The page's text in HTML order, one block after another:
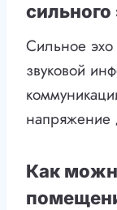
сильного
Сильное
звуковой
напряжение
Как